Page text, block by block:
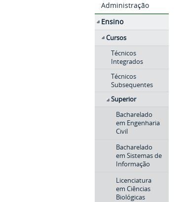
Administração
Ensino
Cursos
Técnicos
Integrados
Técnicos
Subsequentes
Superior
Bacharelado
em Engenharia
Civil
Bacharelado
em Sistemas de
Informação
Licenciatura
em Ciências
Biológicas